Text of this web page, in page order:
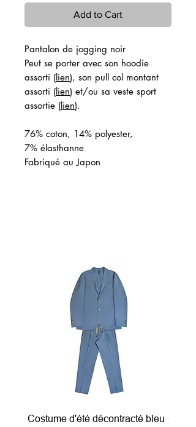
Add to Cart
Pantalon de jogging noir
Peut se porter avec son hoodie
assorti (lien), son pull col montant
assorti (lien) et/ou sa veste sport
assortie (lien).
76% coton, 14% polyester,
7% élasthanne
Fabriqué au Japon
Costume d'été décontracté bleu